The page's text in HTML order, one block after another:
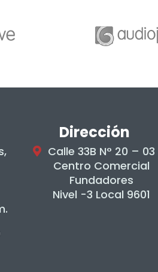
Dirección
Calle 33B N° 20 – 03
Centro Comercial
Fundadores
Nivel -3 Local 9601